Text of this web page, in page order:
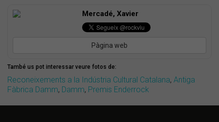
Mercadé, Xavier
Pàgina web
També us pot interessar veure fotos de:
Reconeixements a la Indústria Cultural Catalana, Antiga
Fàbrica Damm, Damm, Premis Enderrock